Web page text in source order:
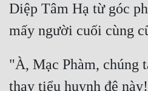
Diệp Tâm Hạ từ góc
"À, Mạc Phàm, chúng
thay tiểu huynh đệ